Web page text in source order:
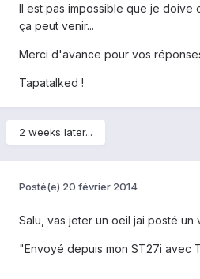
Il est pas impossible que je doive
ça peut venir...
Merci d'avance pour vos
Tapatalked !
2 weeks later...
Posté(e) 20 février 2014
Salu, vas jeter un oeil jai posté
"Envoyé depuis mon ST27i avec